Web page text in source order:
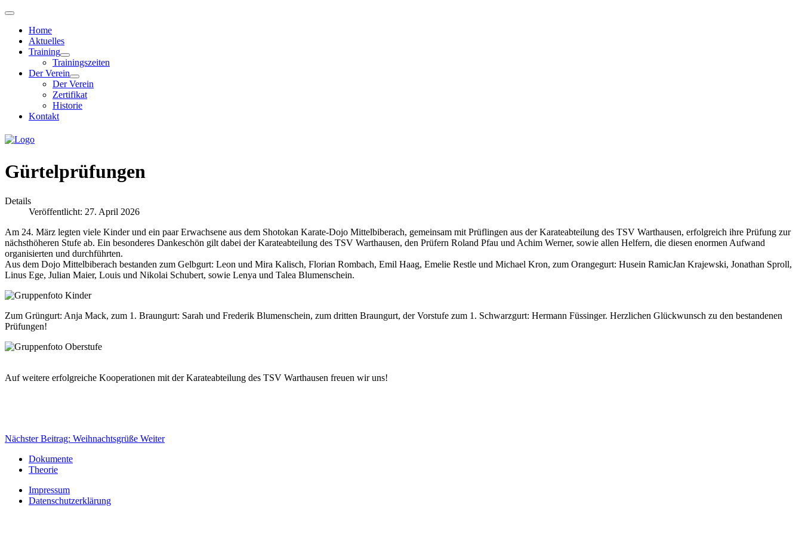
Home
Aktuelles
Training
Trainingszeiten
Der Verein
Der Verein
Zertifikat
Historie
Kontakt
Gürtelprüfungen
Details
Veröffentlicht: 27. April 2026
Am 24. März legten viele Kinder und ein paar Erwachsene aus dem Shotokan Karate-Dojo Mittelbiberach, gemeinsam mit Prüflingen aus der Karateabteilung des TSV Warthausen, erfolgreich ihre Prüfung zur
nächsthöheren Stufe ab. Ein besonderes Dankeschön gilt dabei der Karateabteilung des TSV Warthausen, den Prüfern Roland Pfau und Achim Werner, sowie allen Helfern, die diesen enormen Aufwand
organisierten und durchführten.
Aus dem Dojo Mittelbiberach bestanden zum Gelbgurt: Leon und Mira Kalisch, Florian Rombach, Emil Haag, Emelie Restle und Michael Kron, zum Orangegurt: Husein RamicJan Krajewski, Jonathan Sproll,
Linus Ege, Julian Maier, Louis und Nikolai Schubert, sowie Lenya und Talea Blumenschein.
Zum Grüngurt: Anja Mack, zum 1. Braungurt: Sarah und Frederik Blumenschein, zum dritten Braungurt, der Vorstufe zum 1. Schwarzgurt: Hermann Füssinger. Herzlichen Glückwunsch zu den bestandenen
Prüfungen!
Auf weitere erfolgreiche Kooperationen mit der Karateabteilung des TSV Warthausen freuen wir uns!
Nächster Beitrag: Weihnachtsgrüße Weiter
Dokumente
Theorie
Impressum
Datenschutzerklärung